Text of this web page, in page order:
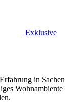
Exklusive
in Sachen
Wohnambiente